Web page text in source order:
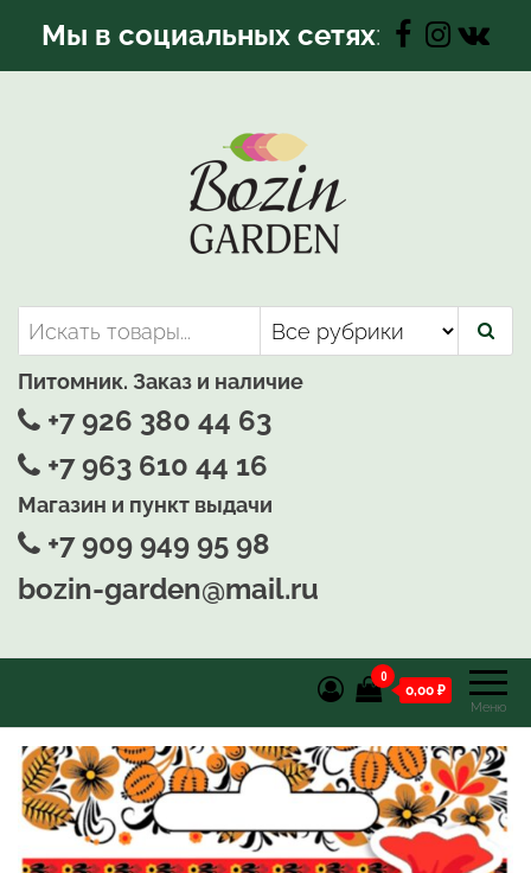
Мы в социальных сетях:
Bozin-Garden | Садовый центр
Садовый центр, Растения
для вашего сада
Питомник. Заказ и наличие
+7 926 380 44 63
+7 963 610 44 16
Магазин и пункт выдачи
+7 909 949 95 98
bozin-garden@mail.ru
Меню
0
0,00 ₽